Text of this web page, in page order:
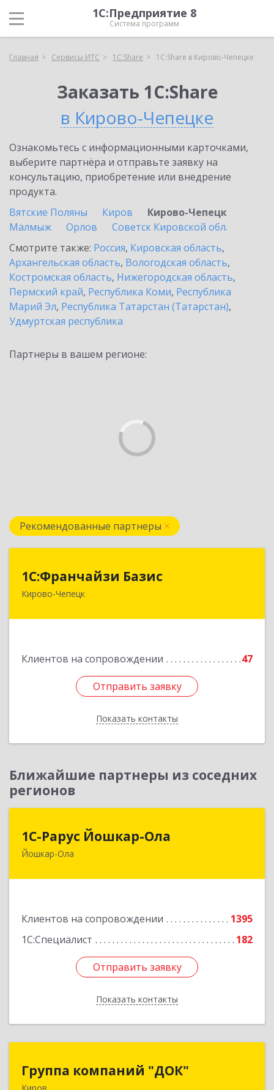
1С:Предприятие 8
Система программ
Главная Сервисы ИТС 1С:Share 1С:Share в Кирово-Чепецке
Заказать 1С:Share
в Кирово-Чепецке
Ознакомьтесь с информационными карточками,
выберите партнёра и отправьте заявку на
консультацию, приобретение или внедрение
продукта.
Вятские Поляны
Киров
Кирово-Чепецк
Малмыж
Орлов
Советск Кировской обл.
Смотрите также: Россия, Кировская область,
Архангельская область, Вологодская область,
Костромская область, Нижегородская область,
Пермский край, Республика Коми, Республика
Марий Эл, Республика Татарстан (Татарстан),
Удмуртская республика
Партнеры в вашем регионе:
Рекомендованные партнеры
1С:Франчайзи Базис
Кирово-Чепецк
Клиентов на сопровождении 47
Отправить заявку
Показать контакты
613044, Кировская обл, город Кирово-Чепецк
Подробнее
Отправить заявку
Назад
Ближайшие партнеры из соседних
регионов
1С-Рарус Йошкар-Ола
Йошкар-Ола
Клиентов на сопровождении
1395
1С:Специалист
182
Отправить заявку
Показать контакты
424004, Марий Эл Респ, Йошкар-Ола г, Волкова
Отправить заявку
Назад
Группа компаний "ДОК"
Киров
Группа компаний "ДОК"